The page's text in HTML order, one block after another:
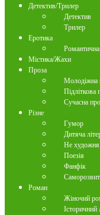
Детектив/Трилер
Детектив
Трилер
Еротика
Містика/Жахи
Проза
Молодіжна
Підліткова
Сучасна
Різне
Гумор
Дитяча
Не художня
Поезія
Фанфік
Роман
Жіночий